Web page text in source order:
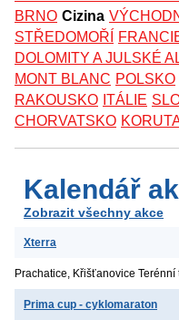
BRNO Cizina
STŘEDOMOŘÍ
DOLOMITY A JULSKÉ
MONT BLANC POLSKO
RAKOUSKO ITÁLIE
CHORVATSKO
Kalendář
Zobrazit všechny akce
Xterra
Prachatice, Křišťanovice Terénní
Prima cup - cyklomaraton